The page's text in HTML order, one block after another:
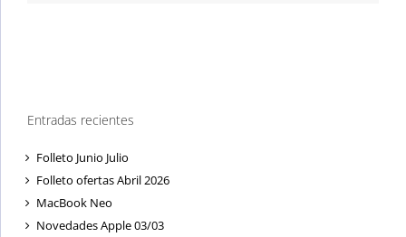
Entradas recientes
Folleto Junio Julio
Folleto ofertas Abril 2026
MacBook Neo
Novedades Apple 03/03